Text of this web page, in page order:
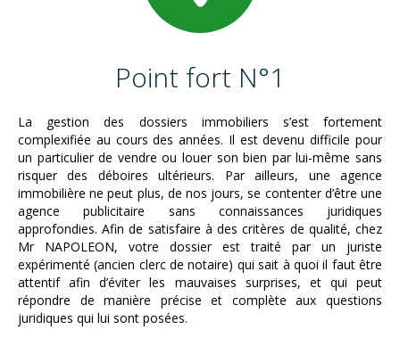
Point fort N°1
La gestion des dossiers immobiliers s’est fortement
complexifiée au cours des années. Il est devenu difficile pour
un particulier de vendre ou louer son bien par lui-même sans
risquer des déboires ultérieurs. Par ailleurs, une agence
immobilière ne peut plus, de nos jours, se contenter d’être une
agence publicitaire sans connaissances juridiques
approfondies. Afin de satisfaire à des critères de qualité, chez
Mr NAPOLEON, votre dossier est traité par un juriste
expérimenté (ancien clerc de notaire) qui sait à quoi il faut être
attentif afin d’éviter les mauvaises surprises, et qui peut
répondre de manière précise et complète aux questions
juridiques qui lui sont posées.